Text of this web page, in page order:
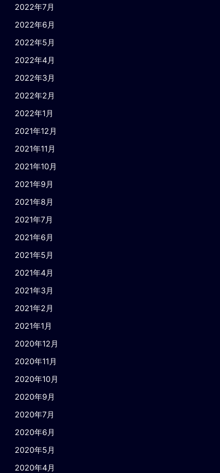
2022年7月
2022年6月
2022年5月
2022年4月
2022年3月
2022年2月
2022年1月
2021年12月
2021年11月
2021年10月
2021年9月
2021年8月
2021年7月
2021年6月
2021年5月
2021年4月
2021年3月
2021年2月
2021年1月
2020年12月
2020年11月
2020年10月
2020年9月
2020年7月
2020年6月
2020年5月
2020年4月